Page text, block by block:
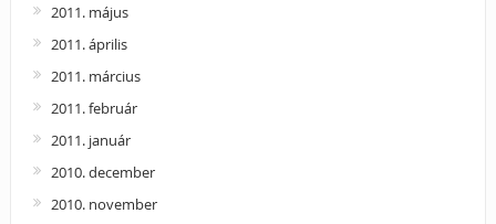
2011. május
2011. április
2011. március
2011. február
2011. január
2010. december
2010. november